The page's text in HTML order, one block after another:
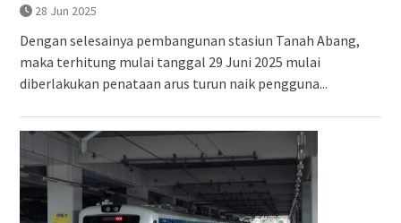
28 Jun 2025
Dengan selesainya pembangunan stasiun Tanah Abang,
maka terhitung mulai tanggal 29 Juni 2025 mulai
diberlakukan penataan arus turun naik pengguna...